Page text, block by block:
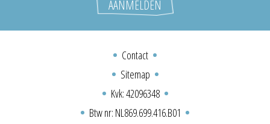
Contact
Sitemap
Kvk: 42096348
Btw nr: NL869.699.416.B01